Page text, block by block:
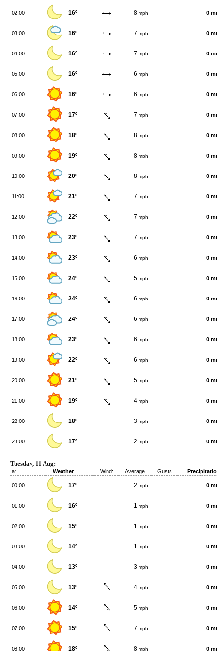
02:00 16º 8 mph 0
03:00 16º 7 mph 0
04:00 16º 7 mph 0
05:00 16º 6 mph 0
06:00 16º 6 mph 0
07:00 17º 7 mph 0
08:00 18º 8 mph 0
09:00 19º 8 mph 0
10:00 20º 8 mph 0
11:00 21º 7 mph 0
12:00 22º 7 mph 0
13:00 23º 7 mph 0
14:00 23º 6 mph 0
15:00 24º 5 mph 0
16:00 24º 6 mph 0
17:00 24º 6 mph 0
18:00 23º 6 mph 0
19:00 22º 6 mph 0
20:00 21º 5 mph 0
21:00 19º 4 mph 0
22:00 18º 3 mph 0
23:00 17º 2 mph 0
Tuesday, 11 Aug:
at Weather Wind: Average Gusts
00:00 17º 2 mph 0
01:00 16º 1 mph 0
02:00 15º 1 mph 0
03:00 14º 1 mph 0
04:00 13º 3 mph 0
05:00 13º 4 mph 0
06:00 14º 5 mph 0
07:00 15º 7 mph 0
08:00 18º 8 mph 0